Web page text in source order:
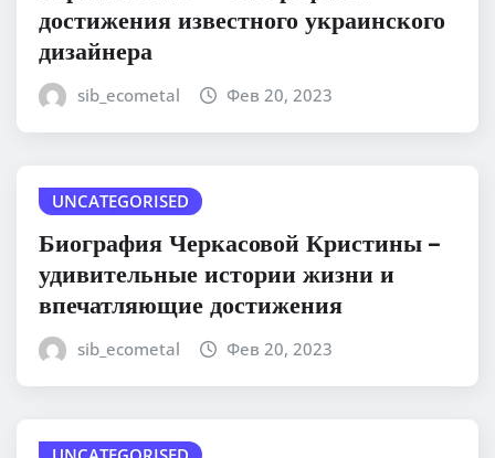
достижения известного украинского
дизайнера
sib_ecometal Фев 20, 2023
UNCATEGORISED
Биография Черкасовой Кристины –
удивительные истории жизни и
впечатляющие достижения
sib_ecometal Фев 20, 2023